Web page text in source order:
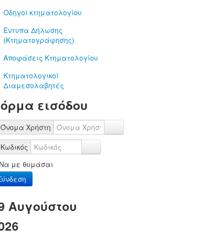
Οδηγοί κτηματολογίου
Έντυπα Δήλωσης
(Κτηματογράφησης)
Αποφάσεις Κτηματολογίου
Κτηματολογικοί
Διαμεσολαβητές
εισόδου
Όνομα Χρήστη
Κωδικός
Να με θυμάσαι
Αυγούστου